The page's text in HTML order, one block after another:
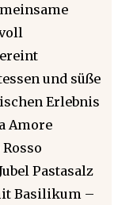
und süße
Erlebnis
Amore
Pastasalz
Basilikum –